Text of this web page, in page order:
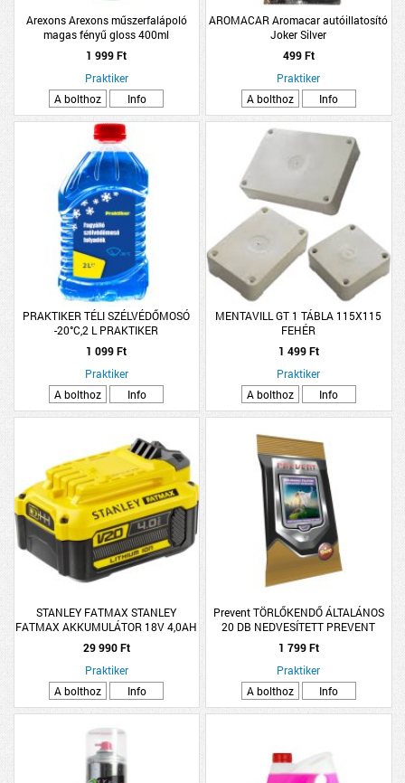
Arexons Arexons műszerfalápoló
magas fényű gloss 400ml
1 999 Ft
Praktiker
A bolthoz
Info
AROMACAR Aromacar autóillatosító
Joker Silver
499 Ft
Praktiker
A bolthoz
Info
PRAKTIKER TÉLI SZÉLVÉDŐMOSÓ
-20°C,2 L PRAKTIKER
1 099 Ft
Praktiker
A bolthoz
Info
MENTAVILL GT 1 TÁBLA 115X115
FEHÉR
1 499 Ft
Praktiker
A bolthoz
Info
STANLEY FATMAX STANLEY
FATMAX AKKUMULÁTOR 18V 4,0AH
LI-ION
29 990 Ft
Praktiker
A bolthoz
Info
Prevent TÖRLŐKENDŐ ÁLTALÁNOS
20 DB NEDVESÍTETT PREVENT
DISPLAY
1 799 Ft
Praktiker
A bolthoz
Info